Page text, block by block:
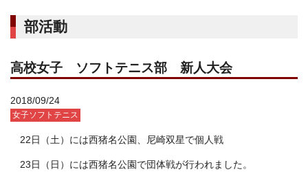
部活動
高校女子 ソフトテニス部 新人大会
2018/09/24
女子ソフトテニス
22日（土）には西猪名公園、尼崎双星で個人戦
23日（日）には西猪名公園で団体戦が行われました。